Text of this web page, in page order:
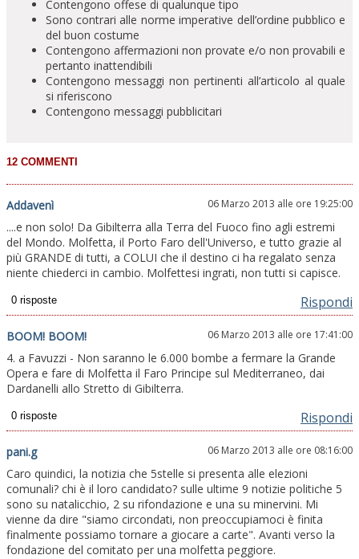
Contengono offese di qualunque tipo
Sono contrari alle norme imperative dell’ordine pubblico e
del buon costume
Contengono affermazioni non provate e/o non provabili e
pertanto inattendibili
Contengono messaggi non pertinenti all’articolo al quale
si riferiscono
Contengono messaggi pubblicitari
Addavenì 06 Marzo 2013 alle ore 19:25:00
....e non solo! Da Gibilterra alla Terra del Fuoco fino agli estremi
del Mondo. Molfetta, il Porto Faro dell'Universo, e tutto grazie al
più GRANDE di tutti, a COLUI che il destino ci ha regalato senza
niente chiederci in cambio. Molfettesi ingrati, non tutti si capisce.
Rispondi
BOOM! BOOM! 06 Marzo 2013 alle ore 17:41:00
4. a Favuzzi - Non saranno le 6.000 bombe a fermare la Grande
Opera e fare di Molfetta il Faro Principe sul Mediterraneo, dai
Dardanelli allo Stretto di Gibilterra.
Rispondi
pani.g 06 Marzo 2013 alle ore 08:16:00
Caro quindici, la notizia che 5stelle si presenta alle elezioni
comunali? chi è il loro candidato? sulle ultime 9 notizie politiche 5
sono su natalicchio, 2 su rifondazione e una su minervini. Mi
vienne da dire "siamo circondati, non preoccupiamoci è finita
finalmente possiamo tornare a giocare a carte". Avanti verso la
fondazione del comitato per una molfetta peggiore.